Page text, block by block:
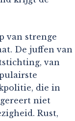
van strenge
De juffen van
van
die in
niet
Rust,